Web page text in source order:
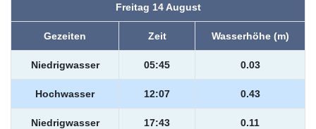
Freitag 14 August
Gezeiten Zeit Wasserhöhe (m)
Niedrigwasser 05:45 0.03
Hochwasser 12:07 0.43
Niedrigwasser 17:43 0.11